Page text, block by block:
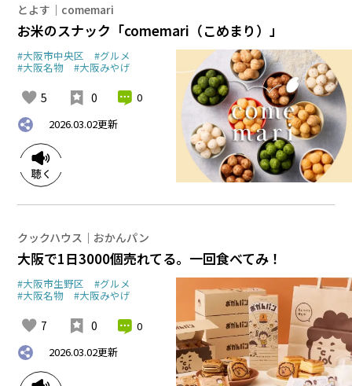
とよす｜comemari
お米のスナック「comemari（こめまり）」
#大阪市中央区 #グルメ
#大阪名物 #大阪みやげ
5 0
0
2026.03.02更新
クックハウス｜おかんパン
大阪で1日3000個売れてる。一回食べてみ！
#大阪市生野区 #グルメ
#大阪名物 #大阪みやげ
7 0
0
2026.03.02更新